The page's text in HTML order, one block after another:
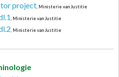
project , Ministerie van Justitie
, Ministerie van Justitie
, Ministerie van Justitie